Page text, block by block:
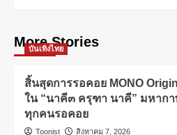
More Stories
บันเทิงไทย
สิ้นสุดการรอคอย MONO
ใน “นาคี๓ ครุฑา นาคี” มหาก
ทุกคนรอคอย
Toonist
สิงหาคม 7, 2026